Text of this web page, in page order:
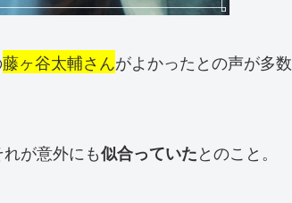
藤ヶ谷太輔さんがよかったとの声が多数
が意外にも似合っていたとのこと。